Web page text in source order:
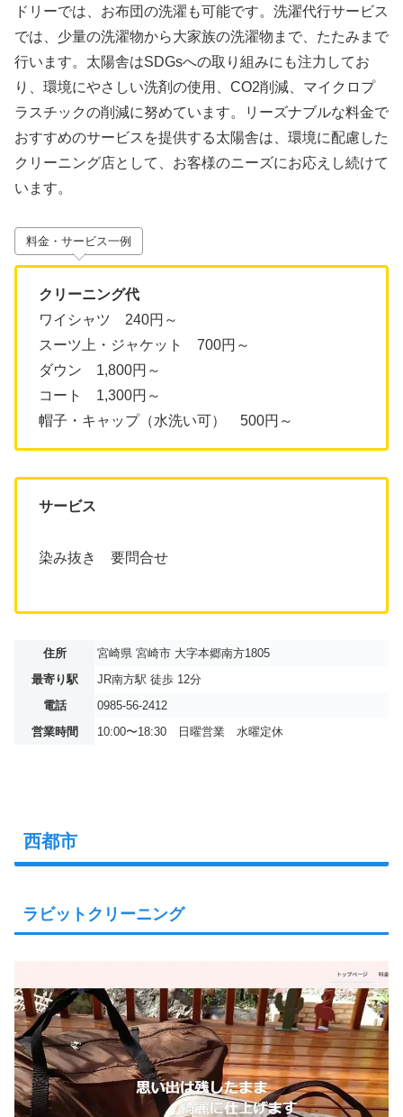
ドリーでは、お布団の洗濯も可能です。洗濯代行サービス
では、少量の洗濯物から大家族の洗濯物まで、たたみまで
行います。太陽舎はSDGsへの取り組みにも注力してお
り、環境にやさしい洗剤の使用、CO2削減、マイクロプ
ラスチックの削減に努めています。リーズナブルな料金で
おすすめのサービスを提供する太陽舎は、環境に配慮した
クリーニング店として、お客様のニーズにお応えし続けて
います。
料金・サービス一例
クリーニング代
ワイシャツ 240円～
スーツ上・ジャケット 700円～
ダウン 1,800円～
コート 1,300円～
帽子・キャップ（水洗い可） 500円～
サービス
染み抜き 要問合せ
住所
宮崎県 宮崎市 大字本郷南方1805
最寄り駅
JR南方駅 徒歩 12分
電話
0985-56-2412
営業時間
10:00〜18:30 日曜営業 水曜定休
西都市
ラビットクリーニング